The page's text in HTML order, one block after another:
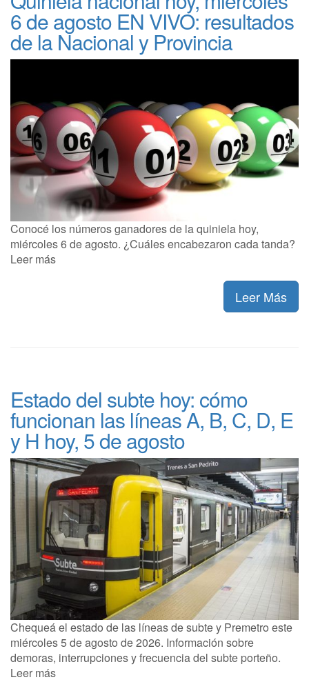
6 de agosto EN VIVO: resultados
de la Nacional y Provincia
Conocé los números ganadores de la quiniela hoy,
miércoles 6 de agosto. ¿Cuáles encabezaron cada tanda?
Leer más
Leer Más
Estado del subte hoy: cómo
funcionan las líneas A, B, C, D, E
y H hoy, 5 de agosto
Chequeá el estado de las líneas de subte y Premetro este
miércoles 5 de agosto de 2026. Información sobre
demoras, interrupciones y frecuencia del subte porteño.
Leer más